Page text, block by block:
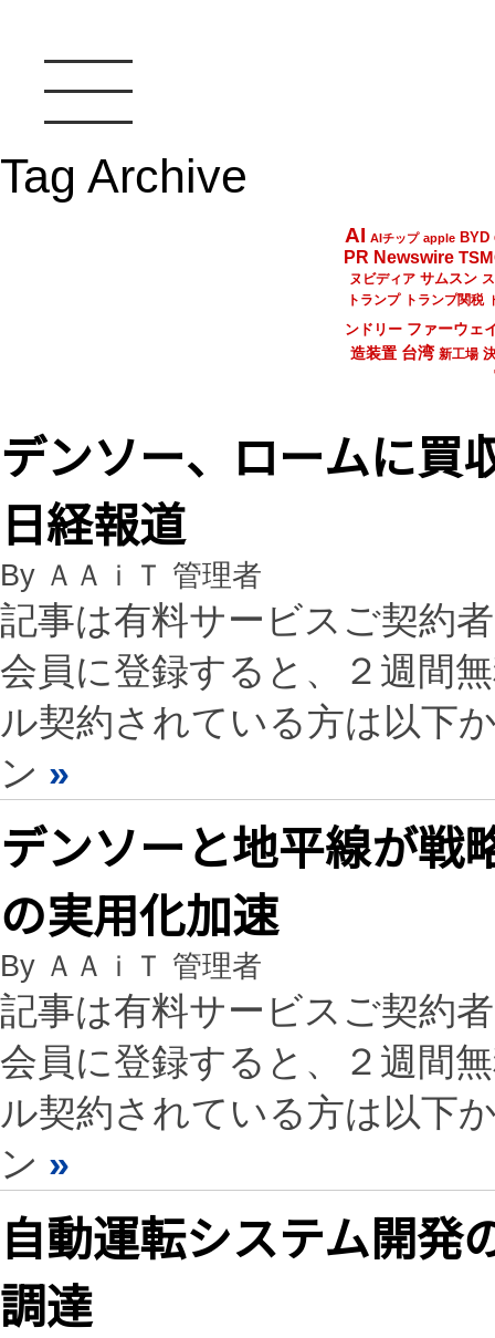
Tag Archive
AI AIチップ apple BYD
PR Newswire
ヌビディア サムスン
トランプ
トランプ関税
ンドリー ファーウェ
造装置 台湾 新工場
デンソー、ロームに
日経報道
By ＡＡｉＴ 管理者
記事は有料サービスご契約
会員に登録すると、２週間
ル契約されている方は以下
ン »
デンソーと地平線が戦
の実用化加速
By ＡＡｉＴ 管理者
記事は有料サービスご契約
会員に登録すると、２週間
ル契約されている方は以下
ン »
自動運転システム開発
調達